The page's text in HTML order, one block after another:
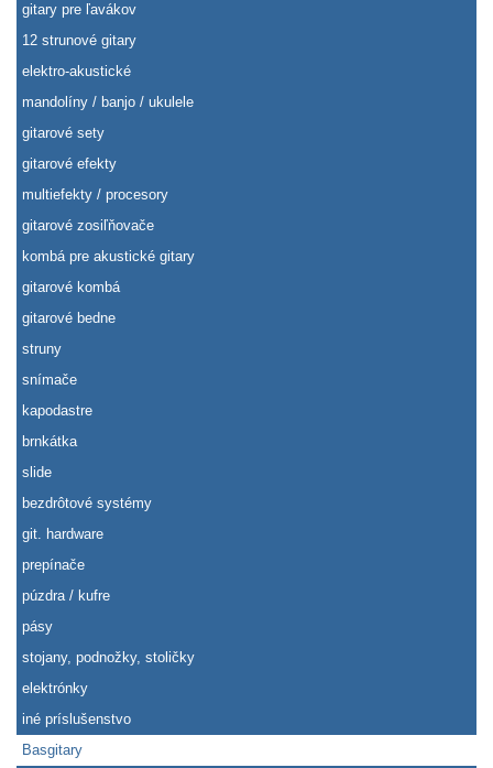
gitary pre ľavákov
12 strunové gitary
elektro-akustické
mandolíny / banjo / ukulele
gitarové sety
gitarové efekty
multiefekty / procesory
gitarové zosiľňovače
kombá pre akustické gitary
gitarové kombá
gitarové bedne
struny
snímače
kapodastre
brnkátka
slide
bezdrôtové systémy
git. hardware
prepínače
púzdra / kufre
pásy
stojany, podnožky, stoličky
elektrónky
iné príslušenstvo
Basgitary